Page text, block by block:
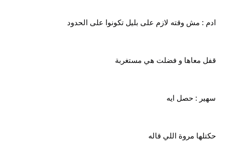
ادم : مش وقته لازم على بليل تكونوا على الحدود
قفل معاها و فضلت هي مستغربة
سهير : حصل ايه
حكتلها مروة اللي قاله